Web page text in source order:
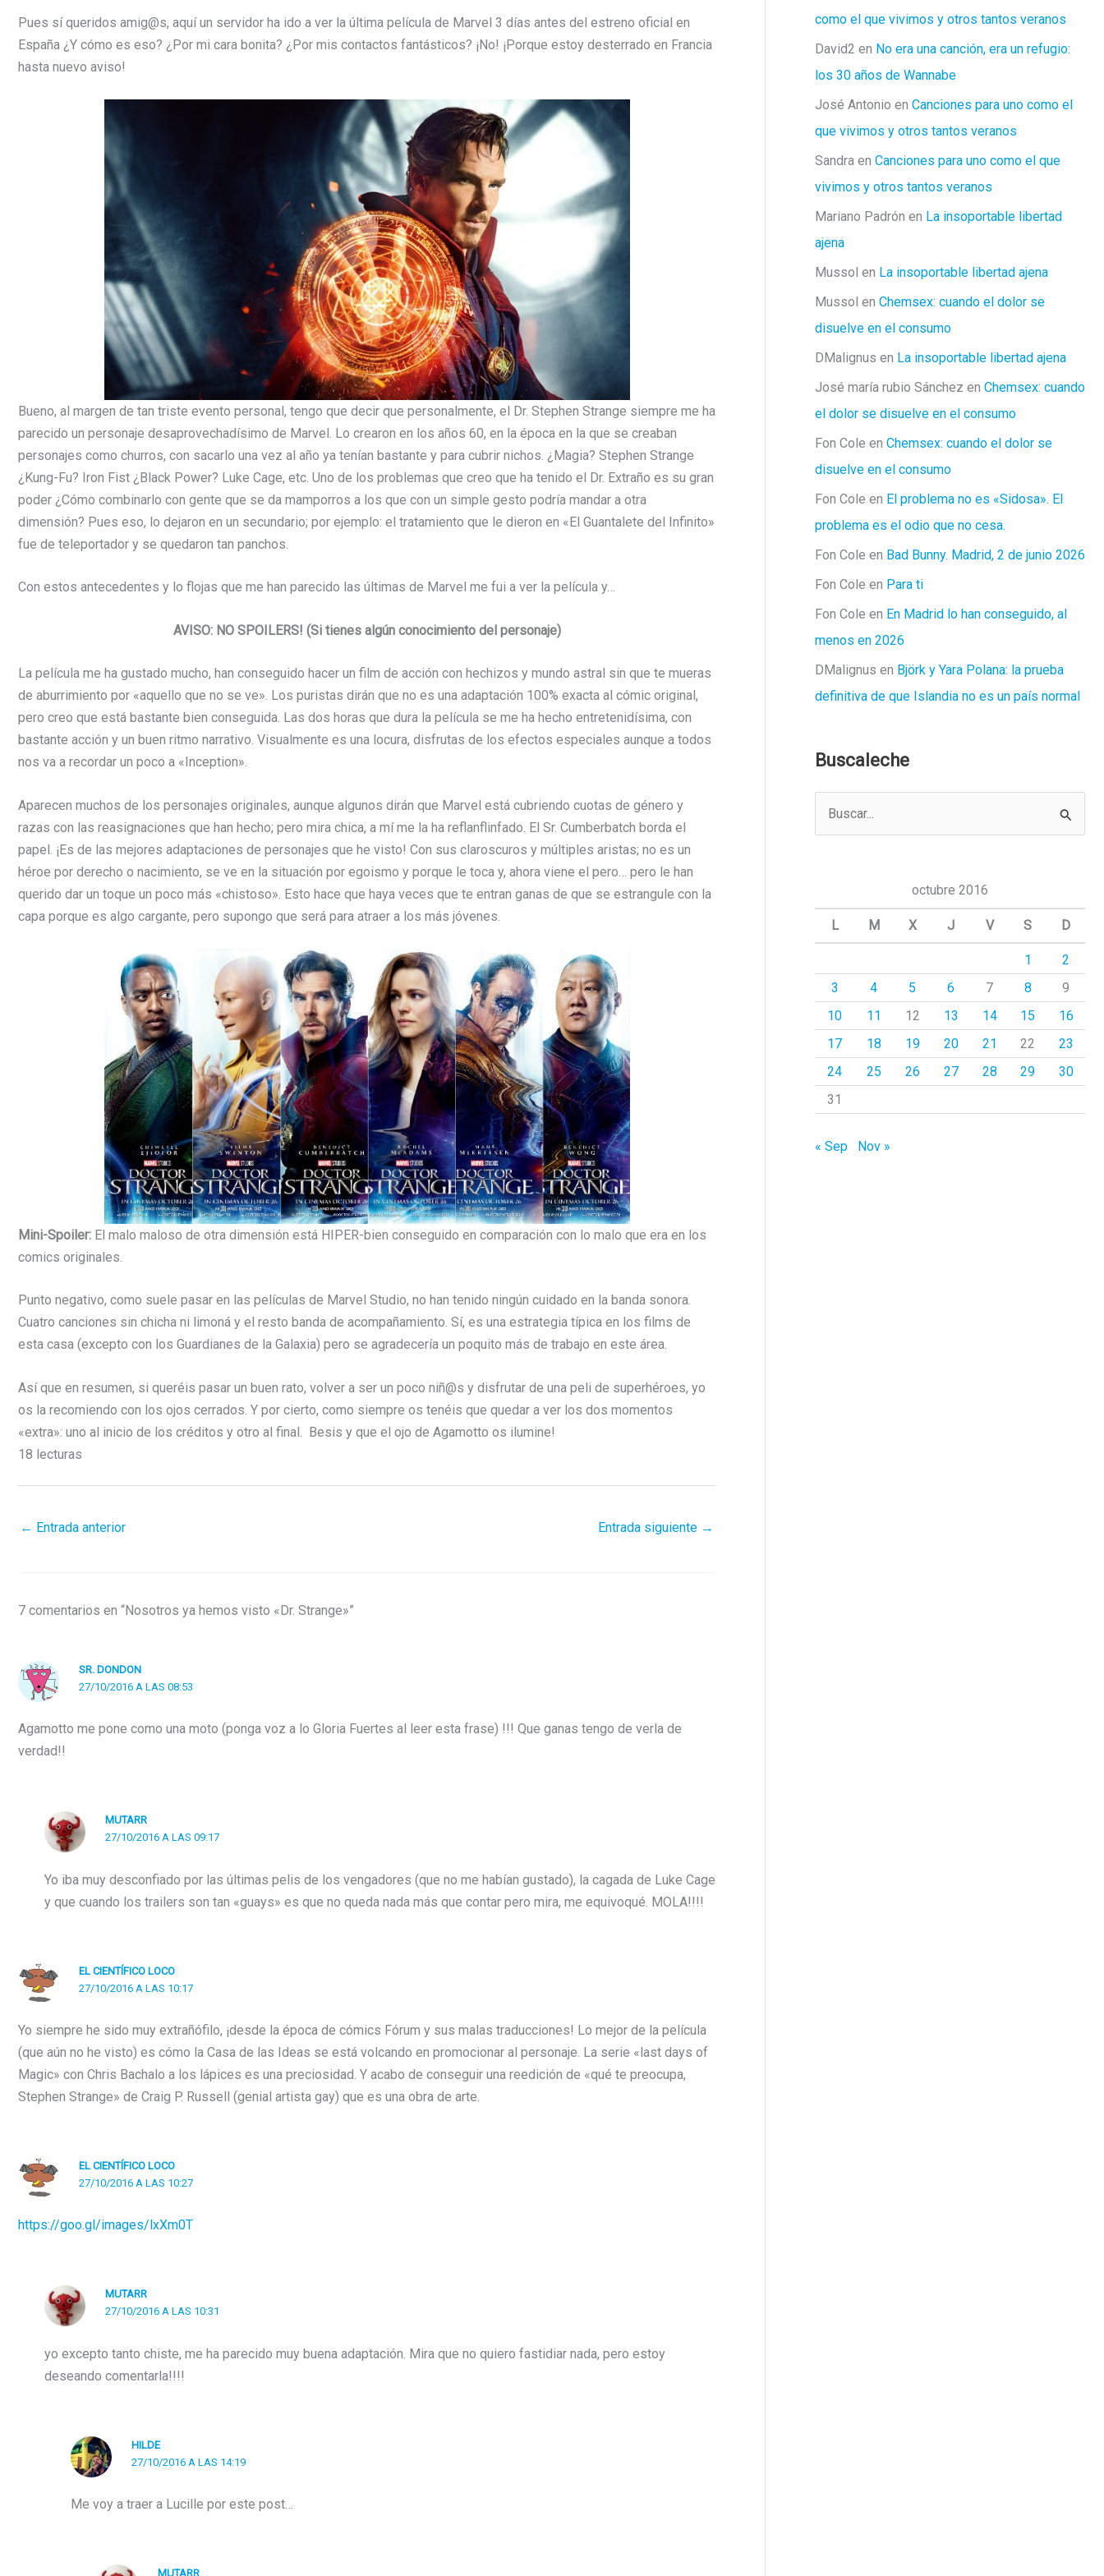
Pues sí queridos amig@s, aquí un servidor ha ido a ver la última película de Marvel 3 días antes del estreno oficial en
España ¿Y cómo es eso? ¿Por mi cara bonita? ¿Por mis contactos fantásticos? ¡No! ¡Porque estoy desterrado en Francia
hasta nuevo aviso!
Bueno, al margen de tan triste evento personal, tengo que decir que personalmente, el Dr. Stephen Strange siempre me ha
parecido un personaje desaprovechadísimo de Marvel. Lo crearon en los años 60, en la época en la que se creaban
personajes como churros, con sacarlo una vez al año ya tenían bastante y para cubrir nichos. ¿Magia? Stephen Strange
¿Kung-Fu? Iron Fist ¿Black Power? Luke Cage, etc. Uno de los problemas que creo que ha tenido el Dr. Extraño es su gran
poder ¿Cómo combinarlo con gente que se da mamporros a los que con un simple gesto podría mandar a otra
dimensión? Pues eso, lo dejaron en un secundario; por ejemplo: el tratamiento que le dieron en «El Guantalete del Infinito»
fue de teleportador y se quedaron tan panchos.
Con estos antecedentes y lo flojas que me han parecido las últimas de Marvel me fui a ver la película y…
AVISO: NO SPOILERS! (Si tienes algún conocimiento del personaje)
La película me ha gustado mucho, han conseguido hacer un film de acción con hechizos y mundo astral sin que te mueras
de aburrimiento por «aquello que no se ve». Los puristas dirán que no es una adaptación 100% exacta al cómic original,
pero creo que está bastante bien conseguida. Las dos horas que dura la película se me ha hecho entretenidísima, con
bastante acción y un buen ritmo narrativo. Visualmente es una locura, disfrutas de los efectos especiales aunque a todos
nos va a recordar un poco a «Inception».
Aparecen muchos de los personajes originales, aunque algunos dirán que Marvel está cubriendo cuotas de género y
razas con las reasignaciones que han hecho; pero mira chica, a mí me la ha reflanflinfado. El Sr. Cumberbatch borda el
papel. ¡Es de las mejores adaptaciones de personajes que he visto! Con sus claroscuros y múltiples aristas; no es un
héroe por derecho o nacimiento, se ve en la situación por egoismo y porque le toca y, ahora viene el pero… pero le han
querido dar un toque un poco más «chistoso». Esto hace que haya veces que te entran ganas de que se estrangule con la
capa porque es algo cargante, pero supongo que será para atraer a los más jóvenes.
Mini-Spoiler: El malo maloso de otra dimensión está HIPER-bien conseguido en comparación con lo malo que era en los
comics originales.
Punto negativo, como suele pasar en las películas de Marvel Studio, no han tenido ningún cuidado en la banda sonora.
Cuatro canciones sin chicha ni limoná y el resto banda de acompañamiento. Sí, es una estrategia típica en los films de
esta casa (excepto con los Guardianes de la Galaxia) pero se agradecería un poquito más de trabajo en este área.
Así que en resumen, si queréis pasar un buen rato, volver a ser un poco niñ@s y disfrutar de una peli de superhéroes, yo
os la recomiendo con los ojos cerrados. Y por cierto, como siempre os tenéis que quedar a ver los dos momentos
«extra»: uno al inicio de los créditos y otro al final. Besis y que el ojo de Agamotto os ilumine!
18 lecturas
← Entrada anterior Entrada siguiente →
7 comentarios en “Nosotros ya hemos visto «Dr. Strange»”
SR. DONDON
27/10/2016 A LAS 08:53
Agamotto me pone como una moto (ponga voz a lo Gloria Fuertes al leer esta frase) !!! Que ganas tengo de verla de
verdad!!
MUTARR
27/10/2016 A LAS 09:17
Yo iba muy desconfiado por las últimas pelis de los vengadores (que no me habían gustado), la cagada de Luke Cage
y que cuando los trailers son tan «guays» es que no queda nada más que contar pero mira, me equivoqué. MOLA!!!!
EL CIENTÍFICO LOCO
27/10/2016 A LAS 10:17
Yo siempre he sido muy extrañófilo, ¡desde la época de cómics Fórum y sus malas traducciones! Lo mejor de la película
(que aún no he visto) es cómo la Casa de las Ideas se está volcando en promocionar al personaje. La serie «last days of
Magic» con Chris Bachalo a los lápices es una preciosidad. Y acabo de conseguir una reedición de «qué te preocupa,
Stephen Strange» de Craig P. Russell (genial artista gay) que es una obra de arte.
EL CIENTÍFICO LOCO
27/10/2016 A LAS 10:27
https://goo.gl/images/lxXm0T
MUTARR
27/10/2016 A LAS 10:31
yo excepto tanto chiste, me ha parecido muy buena adaptación. Mira que no quiero fastidiar nada, pero estoy
deseando comentarla!!!!
HILDE
27/10/2016 A LAS 14:19
Me voy a traer a Lucille por este post…
MUTARR
como el que vivimos y otros tantos veranos
David2 en No era una canción, era un refugio:
los 30 años de Wannabe
José Antonio en Canciones para uno como el
que vivimos y otros tantos veranos
Sandra en Canciones para uno como el que
vivimos y otros tantos veranos
Mariano Padrón en La insoportable libertad
ajena
Mussol en La insoportable libertad ajena
Mussol en Chemsex: cuando el dolor se
disuelve en el consumo
DMalignus en La insoportable libertad ajena
José maría rubio Sánchez en Chemsex: cuando
el dolor se disuelve en el consumo
Fon Cole en Chemsex: cuando el dolor se
disuelve en el consumo
Fon Cole en El problema no es «Sidosa». El
problema es el odio que no cesa.
Fon Cole en Bad Bunny. Madrid, 2 de junio 2026
Fon Cole en Para ti
Fon Cole en En Madrid lo han conseguido, al
menos en 2026
DMalignus en Björk y Yara Polana: la prueba
definitiva de que Islandia no es un país normal
Buscaleche
a
octubre 2016
L M X J V S D
1
2
3
4 5 6 7 8
9
10
11 12 13 14 15
16
17
18 19 20 21 22
23
24
25 26 27 28 29
30
31
« Sep Nov »